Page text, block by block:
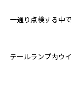
一通り点検する中で
テールランプ内ウ